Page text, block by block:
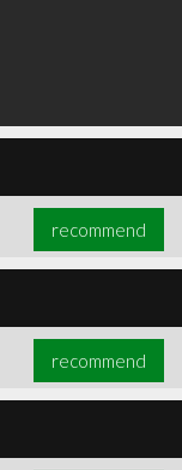
recommend
recommend